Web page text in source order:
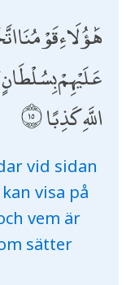
هَٰؤُلَاءِ قَوْمُنَا
عَلَيْهِمْ
اللَّهِ كَذِبًا
vid sidan
visa på
vem är
sätter